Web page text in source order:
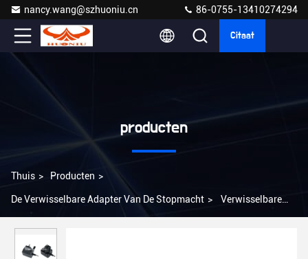
nancy.wang@szhuoniu.cn 86-0755-13410274294
Citaat
producten
Thuis > Producten >
De Verwisselbare Adapter Van De Stopmacht > Verwisselbare
OVP bescherming